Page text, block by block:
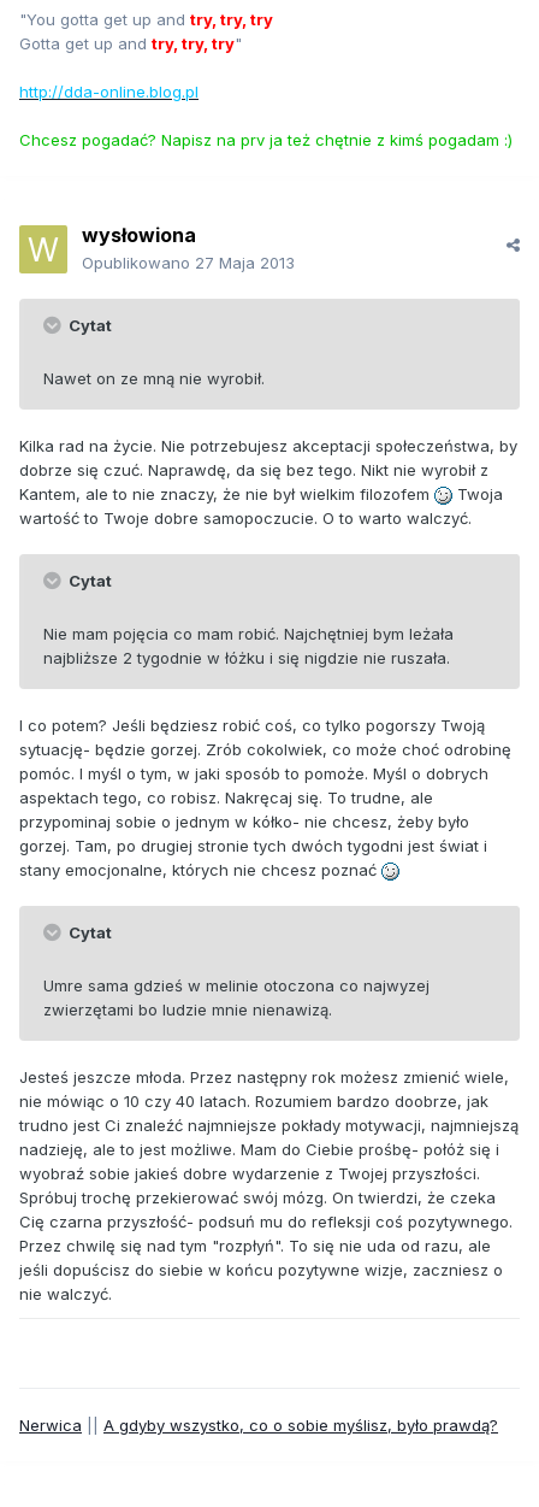
"You gotta get up and try, try, try
Gotta get up and try, try, try"
http://dda-online.blog.pl
Chcesz pogadać? Napisz na prv ja też chętnie z kimś pogadam :)
wysłowiona
Opublikowano 27 Maja 2013
Cytat
Nawet on ze mną nie wyrobił.
Kilka rad na życie. Nie potrzebujesz akceptacji społeczeństwa, by
dobrze się czuć. Naprawdę, da się bez tego. Nikt nie wyrobił z
Kantem, ale to nie znaczy, że nie był wielkim filozofem
Twoja
wartość to Twoje dobre samopoczucie. O to warto walczyć.
Cytat
Nie mam pojęcia co mam robić. Najchętniej bym leżała
najbliższe 2 tygodnie w łóżku i się nigdzie nie ruszała.
I co potem? Jeśli będziesz robić coś, co tylko pogorszy Twoją
sytuację- będzie gorzej. Zrób cokolwiek, co może choć odrobinę
pomóc. I myśl o tym, w jaki sposób to pomoże. Myśl o dobrych
aspektach tego, co robisz. Nakręcaj się. To trudne, ale
przypominaj sobie o jednym w kółko- nie chcesz, żeby było
gorzej. Tam, po drugiej stronie tych dwóch tygodni jest świat i
stany emocjonalne, których nie chcesz poznać
Cytat
Umre sama gdzieś w melinie otoczona co najwyzej
zwierzętami bo ludzie mnie nienawizą.
Jesteś jeszcze młoda. Przez następny rok możesz zmienić wiele,
nie mówiąc o 10 czy 40 latach. Rozumiem bardzo doobrze, jak
trudno jest Ci znaleźć najmniejsze pokłady motywacji, najmniejszą
nadzieję, ale to jest możliwe. Mam do Ciebie prośbę- połóż się i
wyobraź sobie jakieś dobre wydarzenie z Twojej przyszłości.
Spróbuj trochę przekierować swój mózg. On twierdzi, że czeka
Cię czarna przyszłość- podsuń mu do refleksji coś pozytywnego.
Przez chwilę się nad tym "rozpłyń". To się nie uda od razu, ale
jeśli dopuścisz do siebie w końcu pozytywne wizje, zaczniesz o
nie walczyć.
Nerwica A gdyby wszystko, co o sobie myślisz, było prawdą?